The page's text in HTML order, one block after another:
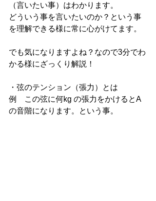
（言いたい事）はわかります。
どういう事を言いたいのか？という事
を理解できる様に常に心がけてます。
でも気になりますよね？なので3分でわ
かる様にざっくり解説！
・弦のテンション（張力）とは
例　この弦に何kg の張力をかけるとA
の音階になります。という事。